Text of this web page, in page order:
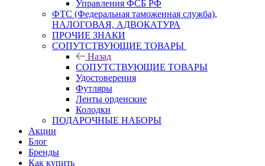
Управления ФСБ РФ
ФТС (Федеральная таможенная служба),
НАЛОГОВАЯ, АДВОКАТУРА
ПРОЧИЕ ЗНАКИ
СОПУТСТВУЮЩИЕ ТОВАРЫ
Назад
СОПУТСТВУЮЩИЕ ТОВАРЫ
Удостоверения
Футляры
Ленты орденские
Колодки
ПОДАРОЧНЫЕ НАБОРЫ
Акции
Блог
Бренды
Как купить